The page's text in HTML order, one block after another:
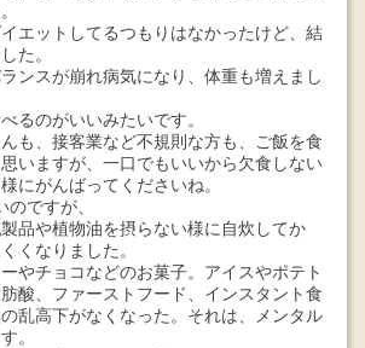
エットしてるつもりはなかったけど、結
た。
ンスが崩れ病気になり、体重も増えまし
るのがいいみたいです。
も、接客業など不規則な方も、ご飯を食
いますが、一口でもいいから欠食しない
にがんばってくださいね。
のですが、
品や植物油を摂らない様に自炊してか
くなりました。
やチョコなどのお菓子。アイスやポテト
酸、ファーストフード、インスタント食
乱高下がなくなった。それは、メンタル
。